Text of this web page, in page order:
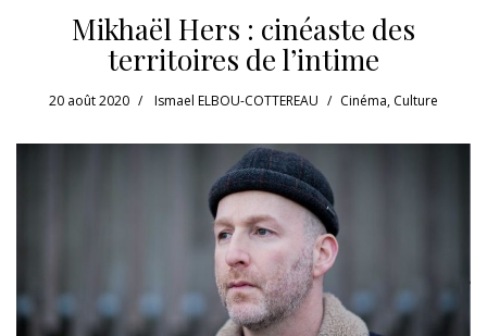
Mikhaël Hers : cinéaste des
territoires de l’intime
20 août 2020 Ismael ELBOU-COTTEREAU Cinéma, Culture